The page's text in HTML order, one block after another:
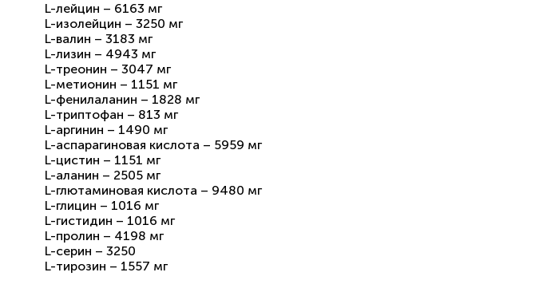
L-лейцин – 6163 мг
L-изолейцин – 3250 мг
L-валин – 3183 мг
L-лизин – 4943 мг
L-треонин – 3047 мг
L-метионин – 1151 мг
L-фенилаланин – 1828 мг
L-триптофан – 813 мг
L-аргинин – 1490 мг
L-аспарагиновая кислота – 5959 мг
L-цистин – 1151 мг
L-аланин – 2505 мг
L-глютаминовая кислота – 9480 мг
L-глицин – 1016 мг
L-гистидин – 1016 мг
L-пролин – 4198 мг
L-серин – 3250
L-тирозин – 1557 мг